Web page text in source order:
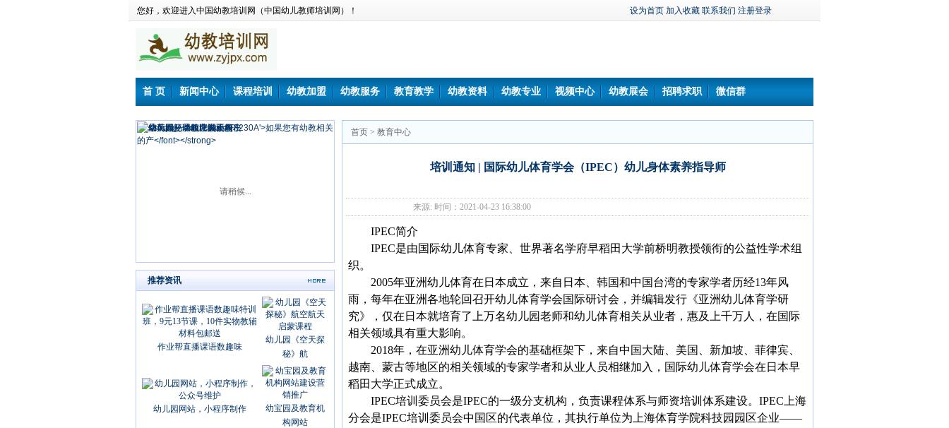
您好，欢迎进入中国幼教培训网（中国幼儿教师培训网）！ 设为首页 加入收藏 联系我们 注册登录
首 页 新闻中心 课程培训 幼教加盟 幼教服务 教育教学 幼教资料 幼教专业 视频中心 幼教展会 招聘求职 微信群
请稍候...
推荐资讯
作业帮直播课语数趣味
幼儿园《空天探
秘》航
幼儿园网站，小程序制作
幼宝园及教育机
构网站
首页 > 教育中心
培训通知 | 国际幼儿体育学会（IPEC）幼儿身体素养指导师
来源: 时间：2021-04-23 16:38:00
IPEC简介
IPEC是由国际幼儿体育专家、世界著名学府早稻田大学前桥明教授领衔的公益性学术组
织。
2005年亚洲幼儿体育在日本成立，来自日本、韩国和中国台湾的专家学者历经13年风
雨，每年在亚洲各地轮回召开幼儿体育学会国际研讨会，并编辑发行《亚洲幼儿体育学研
究》，仅在日本就培育了上万名幼儿园老师和幼儿体育相关从业者，惠及上千万人，在国际
相关领域具有重大影响。
2018年，在亚洲幼儿体育学会的基础框架下，来自中国大陆、美国、新加坡、菲律宾、
越南、蒙古等地区的相关领域的专家学者和从业人员相继加入，国际幼儿体育学会在日本早
稻田大学正式成立。
IPEC培训委员会是IPEC的一级分支机构，负责课程体系与师资培训体系建设。IPEC上海
分会是IPEC培训委员会中国区的代表单位，其执行单位为上海体育学院科技园园区企业——